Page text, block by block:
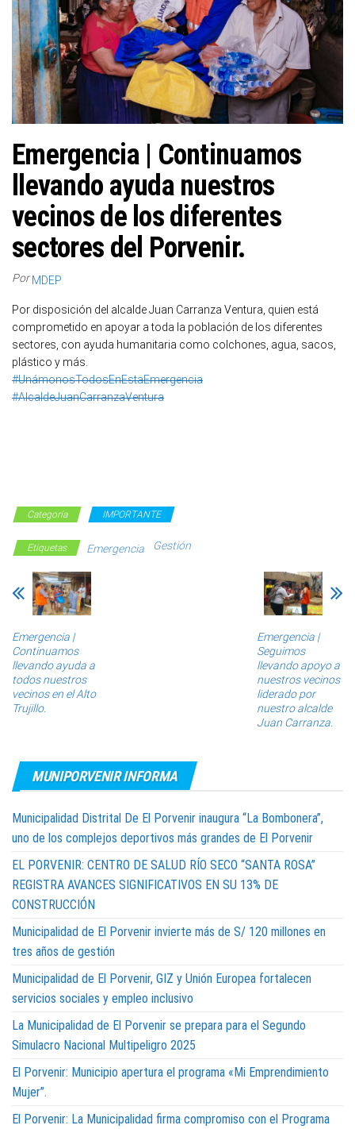
Emergencia | Continuamos
llevando ayuda nuestros
vecinos de los diferentes
sectores del Porvenir.
Por MDEP
Por disposición del alcalde Juan Carranza Ventura, quien está
comprometido en apoyar a toda la población de los diferentes
sectores, con ayuda humanitaria como colchones, agua, sacos,
plástico y más.
#UnámonosTodosEnEstaEmergencia
#AlcaldeJuanCarranzaVentura
Categoría IMPORTANTE
Etiquetas Emergencia Gestión
Emergencia |
Continuamos
llevando ayuda a
todos nuestros
vecinos en el Alto
Trujillo.
Emergencia |
Seguimos
llevando apoyo a
nuestros vecinos
liderado por
nuestro alcalde
Juan Carranza.
MUNIPORVENIR INFORMA
Municipalidad Distrital De El Porvenir inaugura “La Bombonera”,
uno de los complejos deportivos más grandes de El Porvenir
EL PORVENIR: CENTRO DE SALUD RÍO SECO “SANTA ROSA”
REGISTRA AVANCES SIGNIFICATIVOS EN SU 13% DE
CONSTRUCCIÓN
Municipalidad de El Porvenir invierte más de S/ 120 millones en
tres años de gestión
Municipalidad de El Porvenir, GIZ y Unión Europea fortalecen
servicios sociales y empleo inclusivo
La Municipalidad de El Porvenir se prepara para el Segundo
Simulacro Nacional Multipeligro 2025
El Porvenir: Municipio apertura el programa «Mi Emprendimiento
Mujer”.
El Porvenir: La Municipalidad firma compromiso con el Programa